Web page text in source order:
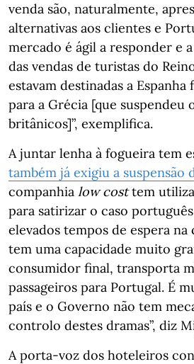
venda são, naturalmente,
alternativas aos clientes e
mercado é ágil a responder e
das vendas de turistas do
estavam destinadas a
para a Grécia [que suspendeu
britânicos]”, exemplifica.
A juntar lenha à fogueira tem
também já exigiu a suspensão
companhia low costtem
para satirizar o caso
elevados tempos de espera na
tem uma capacidade muito
consumidor final, transporta
passageiros para Portugal. É
país e o Governo não tem
controlo destes dramas”, diz
A porta-voz dos hoteleiros